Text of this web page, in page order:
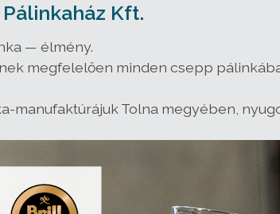
Kft.
— élmény.
megfelelően minden csepp
manufaktúrájuk Tolna megyében,